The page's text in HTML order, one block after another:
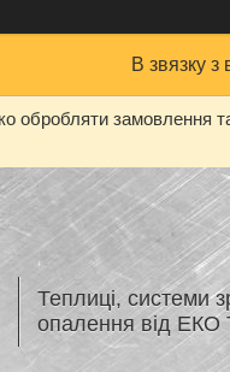
В звязку
обробляти замовлення
Теплиці, системи
опалення від